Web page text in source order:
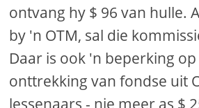
ontvang hy $ 96 van hulle.
by 'n OTM, sal die
Daar is ook 'n beperking
onttrekking van fondse uit
lessenaars - nie meer as $